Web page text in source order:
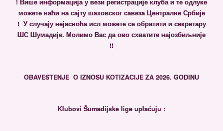
! Више информација у вези регистрације клуба и те одлуке
можете наћи на сајту шаховског савеза Централне Србије
! У случају нејасноћа исл можете се обратити и секретару
ШС Шумадије. Молимо Вас да ово схватите најозбиљније
!!
OBAVEŠTENJE O IZNOSU KOTIZACIJE ZA 2026. GODINU
Klubovi Šumadijske lige uplaćuju :